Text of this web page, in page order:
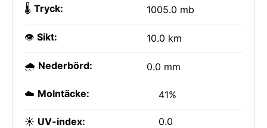
🌡️ Tryck: 1005.0 mb
👁️ Sikt: 10.0 km
🌧️ Nederbörd: 0.0 mm
☁️ Molntäcke: 41%
☀️ UV-index: 0.0